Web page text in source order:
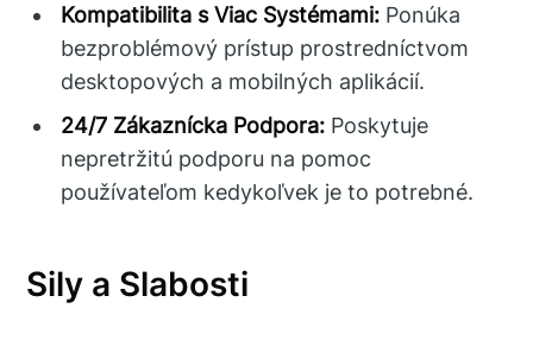
Kompatibilita s Viac Systémami: Ponúka
bezproblémový prístup prostredníctvom
desktopových a mobilných aplikácií.
24/7 Zákaznícka Podpora: Poskytuje
nepretržitú podporu na pomoc
používateľom kedykoľvek je to potrebné.
Sily a Slabosti